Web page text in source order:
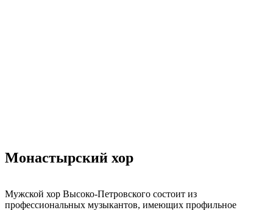
Монастырский хор
Мужской хор Высоко-Петровского состоит из
профессиональных музыкантов, имеющих профильное